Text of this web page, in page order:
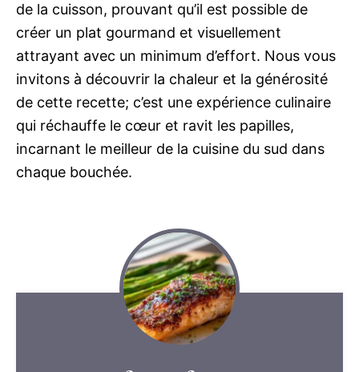
de la cuisson, prouvant qu’il est possible de
créer un plat gourmand et visuellement
attrayant avec un minimum d’effort. Nous vous
invitons à découvrir la chaleur et la générosité
de cette recette; c’est une expérience culinaire
qui réchauffe le cœur et ravit les papilles,
incarnant le meilleur de la cuisine du sud dans
chaque bouchée.